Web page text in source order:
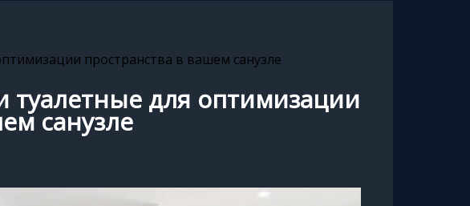
пространства в вашем санузле
туалетные для оптимизации
санузле